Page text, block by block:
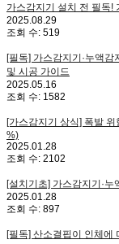
가스감지기 설치 전 필독!
2025.08.29
조회 수: 519
[필독] 가스감지기·누액
및 시공 가이드
2025.05.16
조회 수: 1582
[가스감지기 상식] 폭발
%)
2025.01.28
조회 수: 2102
[설치기초] 가스감지기·
2025.01.28
조회 수: 897
[필독] 산소결핍이 인체에